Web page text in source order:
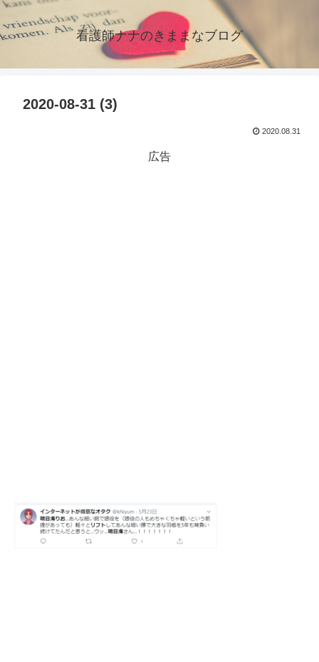
看護師ナナのきままなブログ
2020-08-31 (3)
2020.08.31
広告